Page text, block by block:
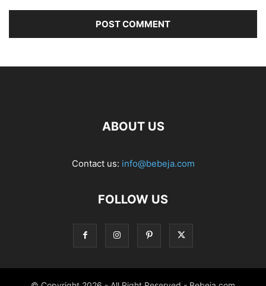
ABOUT US
Contact us: info@bebeja.com
FOLLOW US